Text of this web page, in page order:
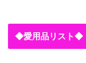
◆愛用品リスト◆